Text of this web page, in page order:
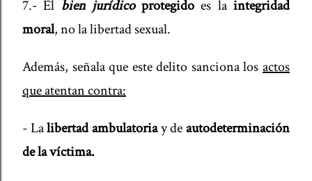
7.- El bien jurídicoprotegidoes laintegridad
moral, no la libertad sexual.
Además, señala que este delito sanciona los actos
que atentan contra:
- Lalibertad ambulatoriay deautodeterminación
de la víctima.